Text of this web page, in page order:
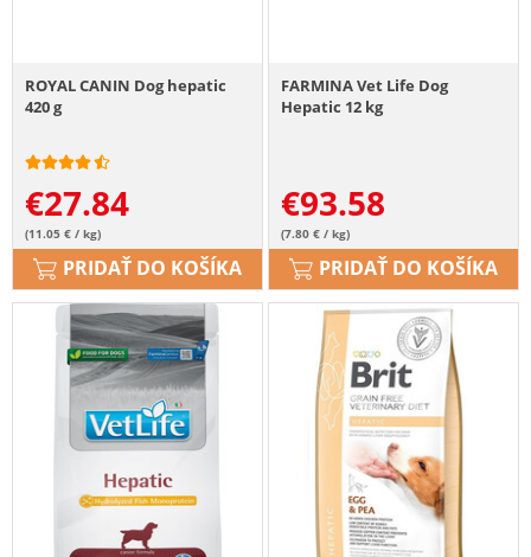
ROYAL CANIN Dog hepatic
420 g
€27.84
(11.05 € / kg)
PRIDAŤ DO KOŠÍKA
FARMINA Vet Life Dog
Hepatic 12 kg
€93.58
(7.80 € / kg)
PRIDAŤ DO KOŠÍKA